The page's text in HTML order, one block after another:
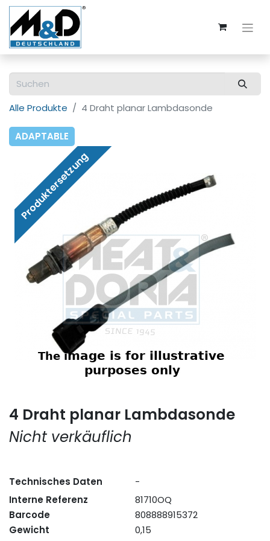
Alle Produkte 4 Draht planar Lambdasonde
ADAPTABLE
Produktersetzung
4 Draht planar Lambdasonde
Nicht verkäuflich
Technisches Daten
-
Interne Referenz
81710OQ
Barcode
808888915372
Gewicht
0,15